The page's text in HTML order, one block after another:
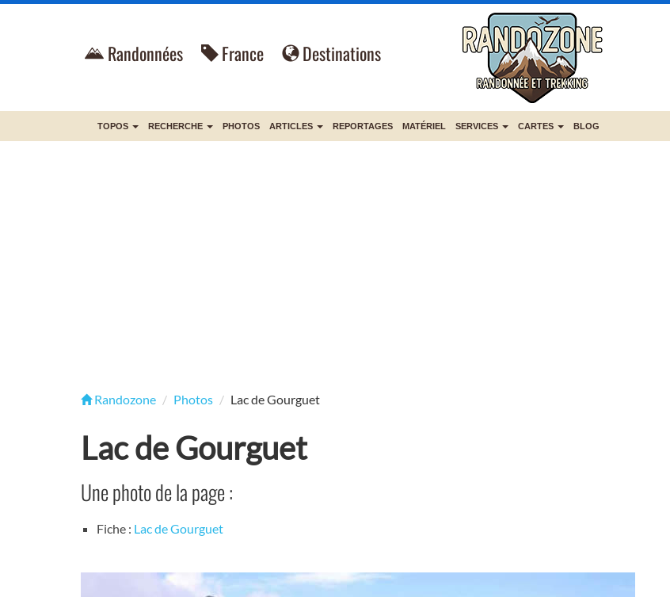
Randonnées France Destinations
TOPOS RECHERCHE PHOTOS ARTICLES REPORTAGES MATÉRIEL SERVICES CARTES BLOG
Randozone Photos Lac de Gourguet
Lac de Gourguet
Une photo de la page :
Fiche : Lac de Gourguet